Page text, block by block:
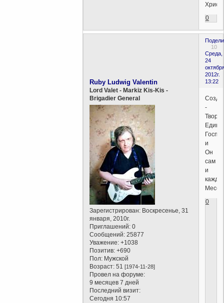
0
10
Среда,
24
2012г.
13:22
Ruby Ludwig Valentin
Lord Valet - Markiz Kis-Kis -
Brigadier General
Зарегистрирован: Воскресенье, 31
января, 2010г.
Приглашений: 0
Сообщений: 25877
Уважение: +1038
Позитив: +690
Пол: Мужской
Возраст: 51[1974-11-28]
Провел на форуме:
9 месяцев 7 дней
Последний визит:
Сегодня 10:57
-
Един.
и
Он
сам
и
0